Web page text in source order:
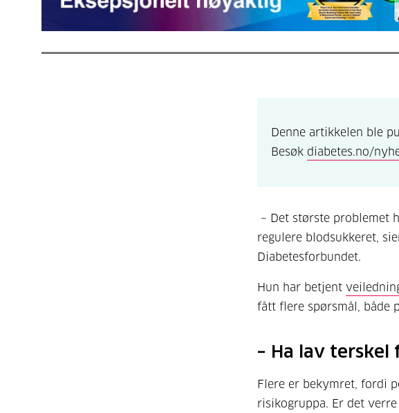
Denne artikkelen ble
Besøk diabetes.no/
– Det største problemet
regulere blodsukkeret,
Diabetesforbundet.
Hun har betjent
fått flere spørsmål, både
– Ha lav terskel
Flere er bekymret, fordi
risikogruppa. Er det